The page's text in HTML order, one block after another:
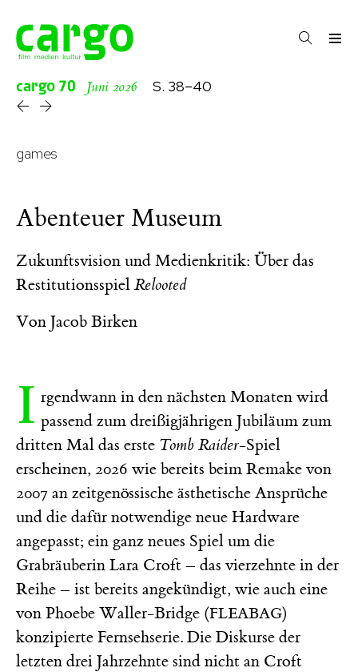
cargo 70 Juni 2026 S. 38–40
games
Abenteuer Museum
Zukunftsvision und Medienkritik: Über das
Restitutionsspiel Relooted
Von Jacob Birken
I rgendwann in den nächsten Monaten wird
passend zum dreißigjährigen Jubiläum zum
dritten Mal das erste Tomb Raider-Spiel
erscheinen, 2026 wie bereits beim Remake von
2007 an zeitgenössische ästhetische Ansprüche
und die dafür notwendige neue Hardware
angepasst; ein ganz neues Spiel um die
Grabräuberin Lara Croft – das vierzehnte in der
Reihe – ist bereits angekündigt, wie auch eine
von Phoebe Waller-Bridge (FLEABAG)
konzipierte Fernsehserie. Die Diskurse der
letzten drei Jahrzehnte sind nicht an Croft